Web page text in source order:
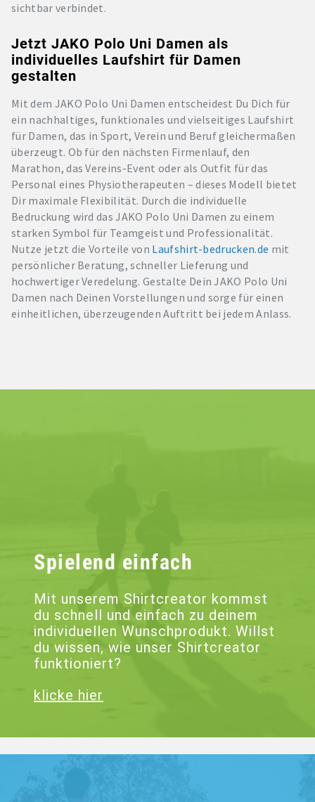
sichtbar verbindet.
Jetzt JAKO Polo Uni Damen als
individuelles Laufshirt für Damen
gestalten
Mit dem JAKO Polo Uni Damen entscheidest Du Dich für
ein nachhaltiges, funktionales und vielseitiges Laufshirt
für Damen, das in Sport, Verein und Beruf gleichermaßen
überzeugt. Ob für den nächsten Firmenlauf, den
Marathon, das Vereins-Event oder als Outfit für das
Personal eines Physiotherapeuten – dieses Modell bietet
Dir maximale Flexibilität. Durch die individuelle
Bedruckung wird das JAKO Polo Uni Damen zu einem
starken Symbol für Teamgeist und Professionalität.
Nutze jetzt die Vorteile von Laufshirt-bedrucken.de mit
persönlicher Beratung, schneller Lieferung und
hochwertiger Veredelung. Gestalte Dein JAKO Polo Uni
Damen nach Deinen Vorstellungen und sorge für einen
einheitlichen, überzeugenden Auftritt bei jedem Anlass.
Spielend einfach
Mit unserem Shirtcreator kommst
du schnell und einfach zu deinem
individuellen Wunschprodukt. Willst
du wissen, wie unser Shirtcreator
funktioniert?
klicke hier